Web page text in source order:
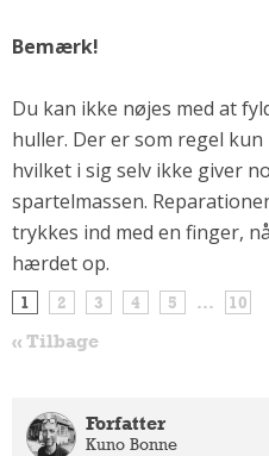
Bemærk!
Du kan ikke nøjes med at
huller. Der er som regel
hvilket i sig selv ikke giver
spartelmassen.
trykkes ind med en finger,
hærdet op.
1 2 3 4 5 ... 10
« Tilbage
Forfatter
Kuno Bonne